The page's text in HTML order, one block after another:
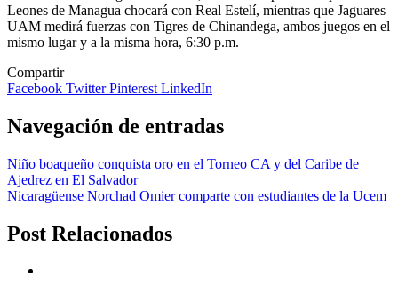
Leones de Managua chocará con Real Estelí, mientras que Jaguares
UAM medirá fuerzas con Tigres de Chinandega, ambos juegos en el
mismo lugar y a la misma hora, 6:30 p.m.
Compartir
Facebook TwitterPinterest LinkedIn
Navegación de entradas
Niño boaqueño conquista oro en el Torneo CA y del Caribe de
Ajedrez en El Salvador
Nicaragüense Norchad Omier comparte con estudiantes de la Ucem
Post Relacionados